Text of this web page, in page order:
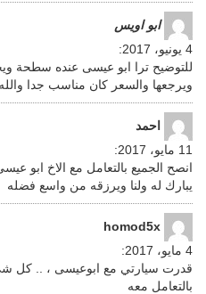
ابو اويس
4 يونيو، 2017
:
للتوضيح ترا ابو عيسى عنده سطحة
ويرجعها والسعر كان مناسب جدا
احمد
11 مايو، 2017
:
انصح الجميع بالتعامل مع الاخ ابو
يبارك له ولنا ويرزقه من واسع فضله
homod5x
4 مايو، 2017
:
قدرت سيارتي مع ابوعيسى ، .. كل
بالتعامل معه